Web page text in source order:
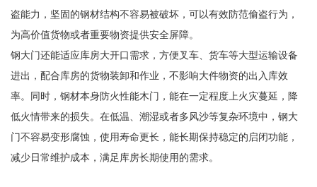
盗能力，坚固的钢材结构不容易被破坏，可以有效防范偷盗行为，
为高价值货物或者重要物资提供安全屏障。
钢大门还能适应库房大开口需求，方便叉车、货车等大型运输设备
进出，配合库房的货物装卸和作业，不影响大件物资的出入库效
率。同时，钢材本身防火性能木门，能在一定程度上火灾蔓延，降
低火情带来的损失。在低温、潮湿或者多风沙等复杂环境中，钢大
门不容易变形腐蚀，使用寿命更长，能长期保持稳定的启闭功能，
减少日常维护成本，满足库房长期使用的需求。